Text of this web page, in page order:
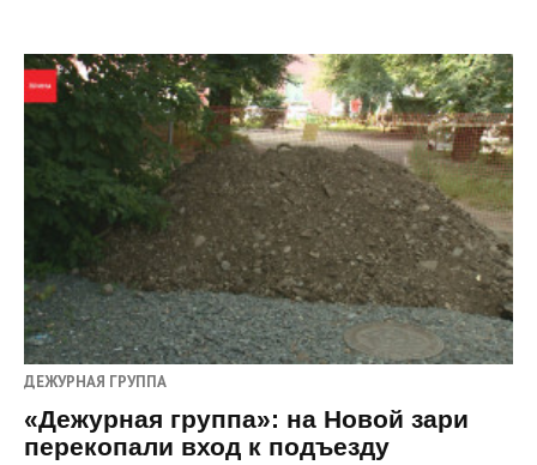
ДЕЖУРНАЯ ГРУППА
«Дежурная группа»: на Новой зари
перекопали вход к подъезду